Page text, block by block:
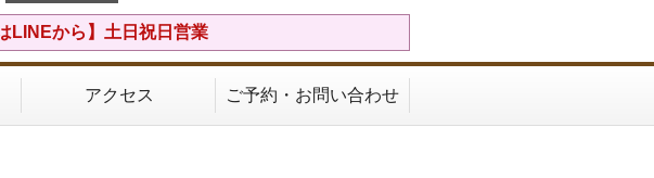
LINEから】土日祝日営業
アクセス ご予約・お問い合わせ